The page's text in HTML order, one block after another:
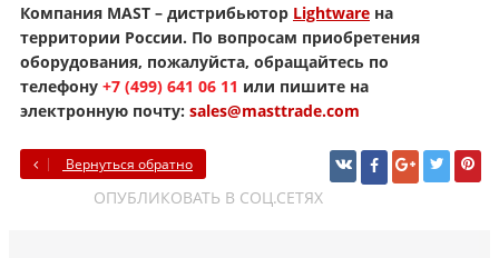
Компания MAST – дистрибьютор Lightware на
территории России. По вопросам приобретения
оборудования, пожалуйста, обращайтесь по
телефону +7 (499) 641 06 11 или пишите на
электронную почту: sales@masttrade.com
Вернуться обратно
ОПУБЛИКОВАТЬ В СОЦ.СЕТЯХ